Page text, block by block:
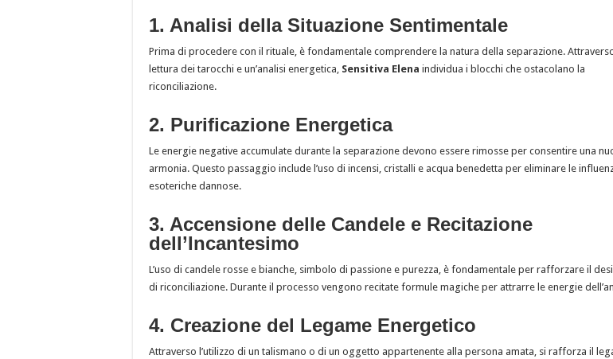
1. Analisi della Situazione Sentimentale
Prima di procedere con il rituale, è fondamentale comprendere la natura della separazione.
lettura dei tarocchi e un’analisi energetica, Sensitiva Elena individua i blocchi che ostacolano la
riconciliazione.
2. Purificazione Energetica
Le energie negative accumulate durante la separazione devono essere rimosse per consentire una
armonia. Questo passaggio include l’uso di incensi, cristalli e acqua benedetta per eliminare le
esoteriche dannose.
3. Accensione delle Candele e Recitazione
dell’Incantesimo
L’uso di candele rosse e bianche, simbolo di passione e purezza, è fondamentale per rafforzare il
di riconciliazione. Durante il processo vengono recitate formule magiche per attrarre le energie
4. Creazione del Legame Energetico
Attraverso l’utilizzo di un talismano o di un oggetto appartenente alla persona amata, si rafforza il